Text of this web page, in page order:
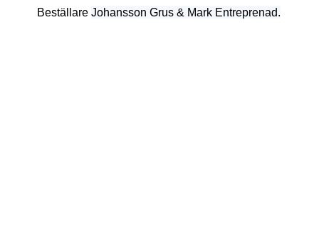
Beställare Johansson Grus & Mark Entreprenad.